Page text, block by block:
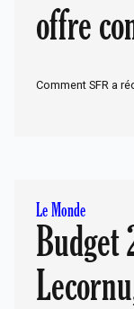
offre
Comment SFR a
Le Monde
Budget